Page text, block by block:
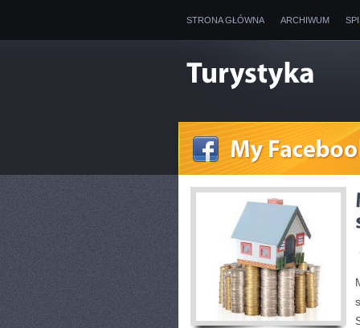
STRONA GŁÓWNA ARCHIWUM